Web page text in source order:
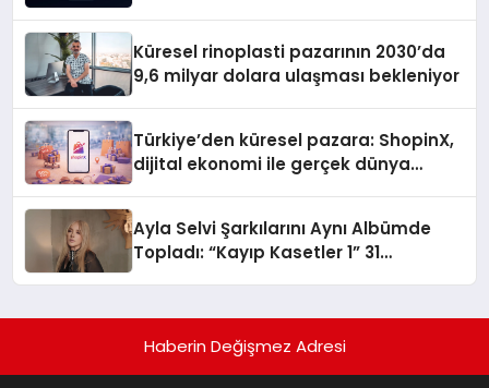
Küresel rinoplasti pazarının 2030’da
9,6 milyar dolara ulaşması bekleniyor
Türkiye’den küresel pazara: ShopinX,
dijital ekonomi ile gerçek dünya
Ayla Selvi Şarkılarını Aynı Albümde
Topladı: “Kayıp Kasetler 1” 31
Haberin Değişmez Adresi